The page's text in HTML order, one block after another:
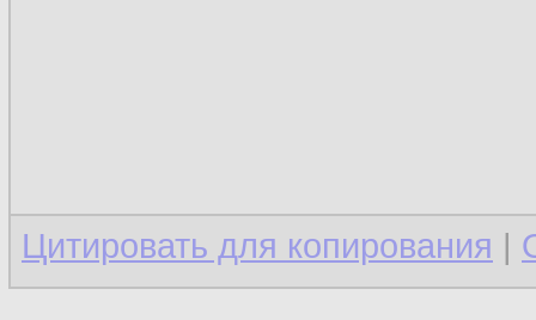
Цитировать для копирования |